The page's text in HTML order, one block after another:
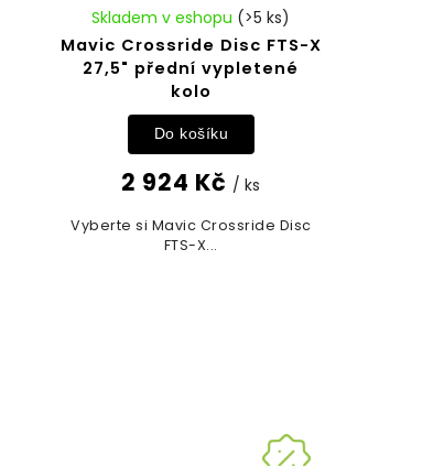
Mavic Crossride Disc FTS-X
27,5" přední vypletené
kolo
Skladem v eshopu (>5 ks)
2 924 Kč / ks
Do košíku
Vyberte si Mavic Crossride Disc
FTS-X...